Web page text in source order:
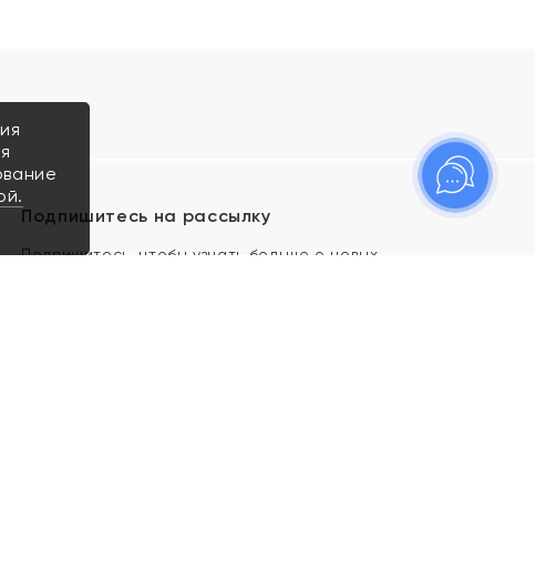
Подпишитесь на рассылку
Подпишитесь, чтобы узнать больше о новых